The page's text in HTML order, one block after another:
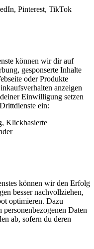
Pinterest, TikTok
können wir dir auf
gesponserte Inhalte
oder Produkte
anzeigen
Einwilligung setzen
ein:
Klickbasierte
können wir den Erfolg
besser nachvollziehen,
optimieren. Dazu
Daten
ab, sofern du deren